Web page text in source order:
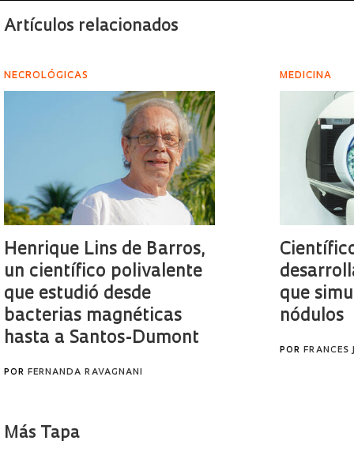
Artículos relacionados
NECROLÓGICAS
Henrique Lins de Barros,
un científico polivalente
que estudió desde
bacterias magnéticas
hasta a Santos-Dumont
POR FERNANDA RAVAGNANI
MEDICINA
que
nódulos
PORFRANCES
Más Tapa